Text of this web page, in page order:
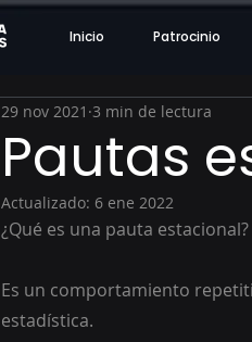
Inicio Patrocinio
Pautas
29 nov 2021 3 min de lectura
Actualizado: 6 ene 2022
¿Qué es una pauta estacional?
Es un comportamiento
estadística.